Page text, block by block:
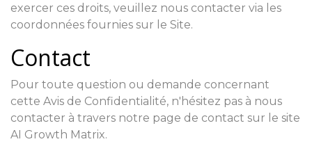
exercer ces droits, veuillez nous contacter via les
coordonnées fournies sur le Site.
Contact
Pour toute question ou demande concernant
cette Avis de Confidentialité, n'hésitez pas à nous
contacter à travers notre page de contact sur le site
AI Growth Matrix.